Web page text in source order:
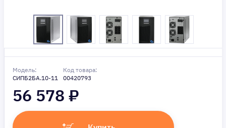
Модель:
СИПБ2БА.10-11
Код товара:
00420793
56 578 ₽